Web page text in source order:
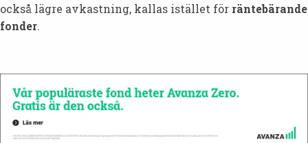
också lägre avkastning, kallas istället för räntebärande
fonder.